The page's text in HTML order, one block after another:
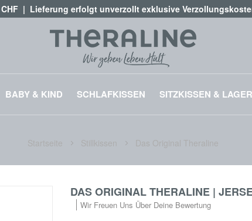
| Lieferung erfolgt unverzollt exklusive
BABY & KIND SCHLAFKISSEN SITZKISSEN &
Startseite Stillkissen Das Original Theraline
DAS ORIGINAL THERALINE |
Wir Freuen Uns Über Deine Bewertung